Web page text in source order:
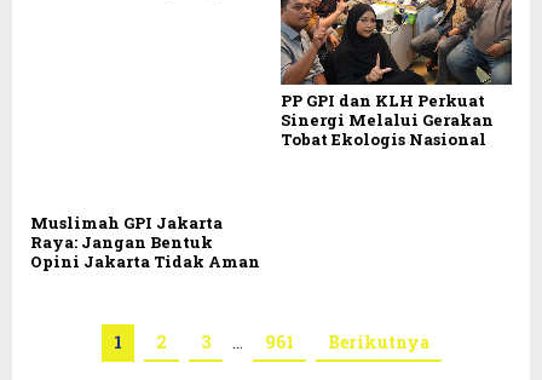
PP GPI dan KLH Perkuat
Sinergi Melalui Gerakan
Tobat Ekologis Nasional
Muslimah GPI Jakarta
Raya: Jangan Bentuk
Opini Jakarta Tidak Aman
1 2 3 … 961 Berikutnya